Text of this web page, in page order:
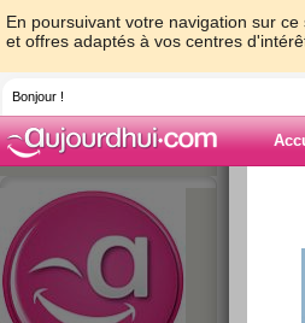
En poursuivant votre navigation sur
et offres adaptés à vos centres
Bonjour !